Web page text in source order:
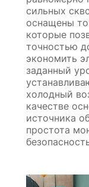
сильных
оснащены
которые
точностью
экономить
заданный
холодный
качестве
источника
простота